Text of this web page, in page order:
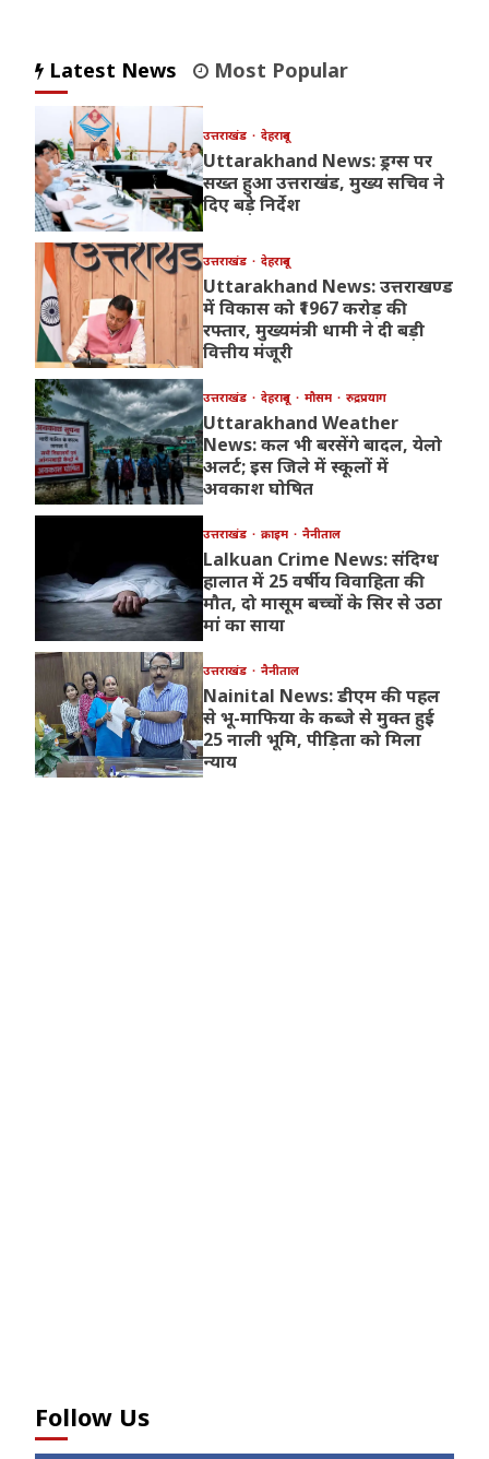
Latest News Most Popular
उत्तराखंड देहरादून
Uttarakhand News: ड्रग्स पर
सख्त हुआ उत्तराखंड, मुख्य सचिव ने
दिए बड़े निर्देश
उत्तराखंड देहरादून
Uttarakhand News: उत्तराखण्ड
में विकास को ₹1967 करोड़ की
रफ्तार, मुख्यमंत्री धामी ने दी बड़ी
वित्तीय मंजूरी
उत्तराखंड देहरादून मौसम रुद्रप्रयाग
Uttarakhand Weather
News: कल भी बरसेंगे बादल, येलो
अलर्ट; इस जिले में स्कूलों में
अवकाश घोषित
उत्तराखंड क्राइम नैनीताल
Lalkuan Crime News: संदिग्ध
हालात में 25 वर्षीय विवाहिता की
मौत, दो मासूम बच्चों के सिर से उठा
मां का साया
उत्तराखंड नैनीताल
Nainital News: डीएम की पहल
से भू-माफिया के कब्जे से मुक्त हुई
25 नाली भूमि, पीड़िता को मिला
न्याय
Follow Us